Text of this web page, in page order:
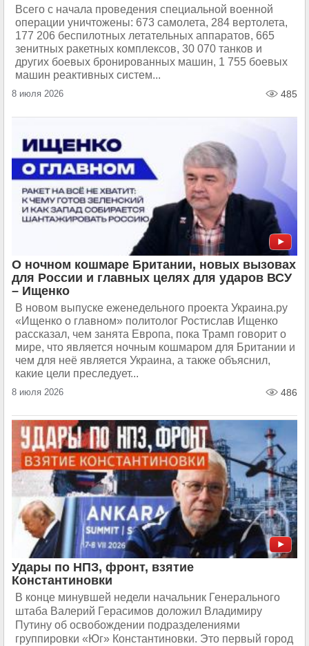
Всего с начала проведения специальной военной
операции уничтожены: 673 самолета, 284 вертолета,
177 206 беспилотных летательных аппаратов, 665
зенитных ракетных комплексов, 30 070 танков и
других боевых бронированных машин, 1 755 боевых
машин реактивных систем...
8 июля 2026 485
О ночном кошмаре Британии, новых вызовах
для России и главных целях для ударов ВСУ
– Ищенко
В новом выпуске еженедельного проекта Украина.ру
«Ищенко о главном» политолог Ростислав Ищенко
рассказал, чем занята Европа, пока Трамп говорит о
мире, что является ночным кошмаром для Британии и
чем для неё является Украина, а также объяснил,
какие цели преследует...
8 июля 2026 486
Удары по НПЗ, фронт, взятие
Константиновки
В конце минувшей недели начальник Генерального
штаба Валерий Герасимов доложил Владимиру
Путину об освобождении подразделениями
группировки «Юг» Константиновки. Это первый город